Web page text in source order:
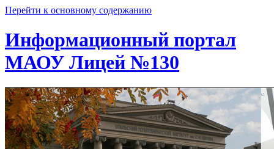
Перейти к основному содержанию
Информационный портал
МАОУ Лицей №130